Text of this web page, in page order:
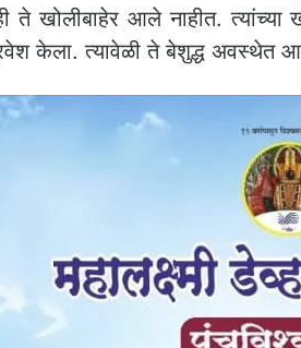
ते खोलीबाहेर आले नाहीत. त्यांच्या
केला. त्यावेळी ते बेशुद्ध अवस्थेत